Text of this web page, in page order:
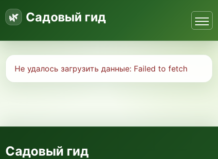
Садовый гид
Не удалось загрузить данные: Failed to fetch
Садовый гид